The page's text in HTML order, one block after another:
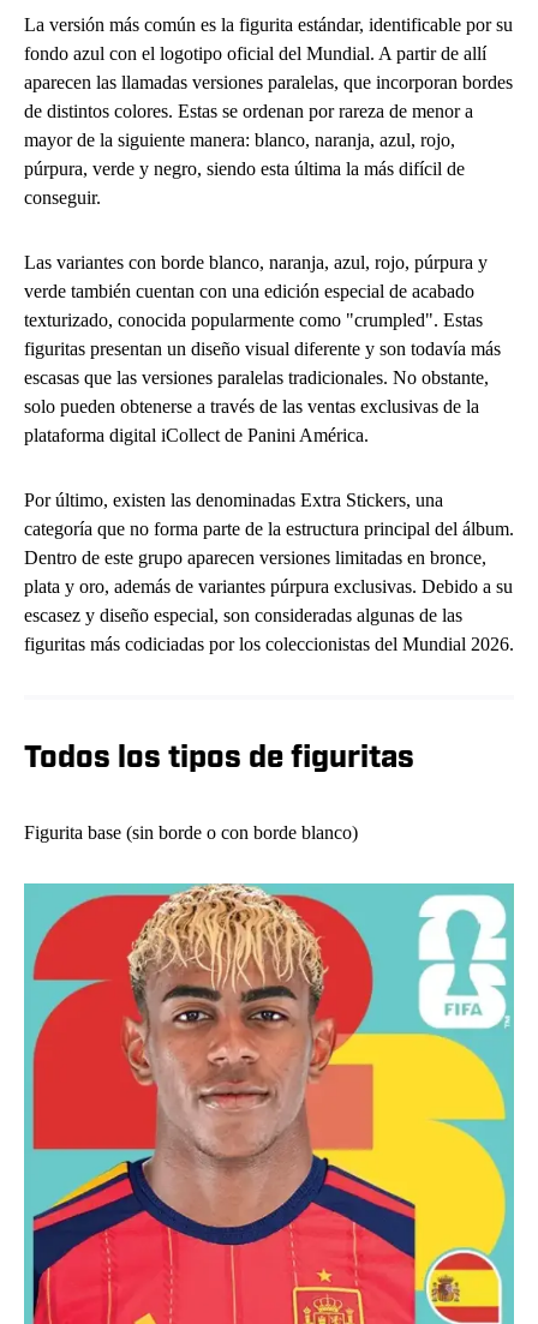
La versión más común es la figurita estándar, identificable por su
fondo azul con el logotipo oficial del Mundial. A partir de allí
aparecen las llamadas versiones paralelas, que incorporan bordes
de distintos colores. Estas se ordenan por rareza de menor a
mayor de la siguiente manera: blanco, naranja, azul, rojo,
púrpura, verde y negro, siendo esta última la más difícil de
conseguir.
Las variantes con borde blanco, naranja, azul, rojo, púrpura y
verde también cuentan con una edición especial de acabado
texturizado, conocida popularmente como "crumpled". Estas
figuritas presentan un diseño visual diferente y son todavía más
escasas que las versiones paralelas tradicionales. No obstante,
solo pueden obtenerse a través de las ventas exclusivas de la
plataforma digital iCollect de Panini América.
Por último, existen las denominadas Extra Stickers, una
categoría que no forma parte de la estructura principal del álbum.
Dentro de este grupo aparecen versiones limitadas en bronce,
plata y oro, además de variantes púrpura exclusivas. Debido a su
escasez y diseño especial, son consideradas algunas de las
figuritas más codiciadas por los coleccionistas del Mundial 2026.
Todos los tipos de figuritas
Figurita base (sin borde o con borde blanco)